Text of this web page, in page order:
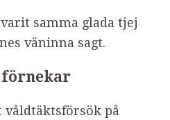
samma glada tjej
väninna sagt.
förnekar
våldtäktsförsök på